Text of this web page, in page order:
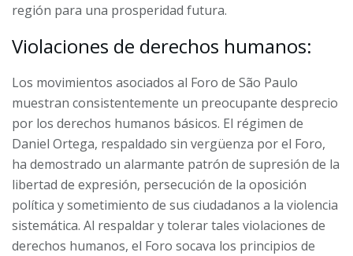
región para una prosperidad futura.
Violaciones de derechos humanos:
Los movimientos asociados al Foro de São Paulo
muestran consistentemente un preocupante desprecio
por los derechos humanos básicos. El régimen de
Daniel Ortega, respaldado sin vergüenza por el Foro,
ha demostrado un alarmante patrón de supresión de la
libertad de expresión, persecución de la oposición
política y sometimiento de sus ciudadanos a la violencia
sistemática. Al respaldar y tolerar tales violaciones de
derechos humanos, el Foro socava los principios de